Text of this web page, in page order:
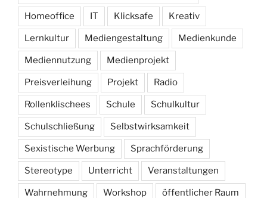
Homeoffice IT Klicksafe Kreativ
Lernkultur Mediengestaltung Medienkunde
Mediennutzung Medienprojekt
Preisverleihung Projekt Radio
Rollenklischees Schule Schulkultur
Schulschließung Selbstwirksamkeit
Sexistische Werbung Sprachförderung
Stereotype Unterricht Veranstaltungen
Wahrnehmung Workshop öffentlicher Raum